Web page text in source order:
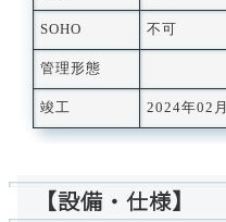
SOHO 不可
管理形態
竣工 2024年02月
【設備・仕様】